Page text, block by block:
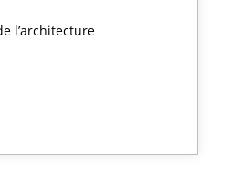
l’architecture